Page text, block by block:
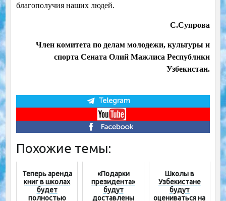
благополучия наших людей.
С.Суярова
Член комитета по делам молодежи, культуры и
спорта Сената Олий Мажлиса Республики
Узбекистан.
Похожие темы:
Теперь аренда
книг в школах
будет
полностью
«Подарки
президента»
будут
доставлены
Школы в
Узбекистане
будут
оцениваться на